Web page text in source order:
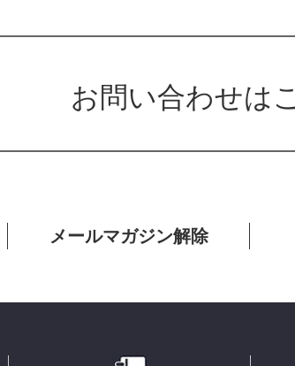
お問い合わせは
メールマガジン解除